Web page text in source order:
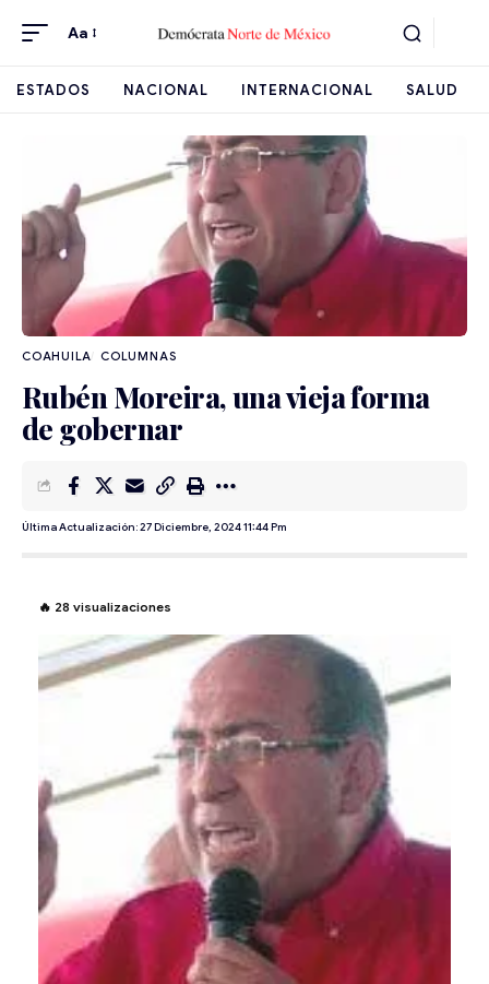
Aa
ESTADOS NACIONAL INTERNACIONAL SALUD
COAHUILA
Rubén Moreira, una vieja forma
de gobernar
Última Actualización: 27 Diciembre, 2024 11:44 Pm
🔥 28 visualizaciones